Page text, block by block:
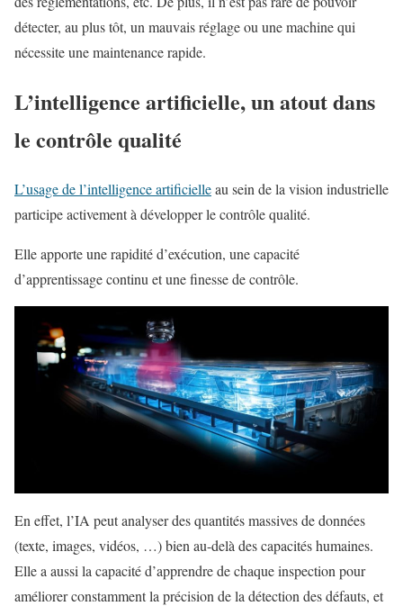
détecter, au plus tôt, un mauvais réglage ou une machine qui
nécessite une maintenance rapide.
L’intelligence artificielle, un atout dans
le contrôle qualité
L’usage de l’intelligence artificielleau sein de la vision industrielle
participe activement à développer le contrôle qualité.
Elle apporte une rapidité d’exécution, une capacité
d’apprentissage continu et une finesse de contrôle.
En effet, l’IA peut analyser des quantités massives de données
(texte, images, vidéos, …) bien au-delà des capacités humaines.
Elle a aussi la capacité d’apprendre de chaque inspection pour
améliorer constamment la précision de la détection des défauts, et